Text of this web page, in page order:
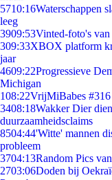
5710:16Waterschappen
leeg
3909:53Vinted-foto's van
309:33XBOX platform
jaar
4609:22Progressieve
Michigan
108:22VrijMiBabes
3408:18Wakker Dier
duurzaamheidsclaims
8504:44'Witte' mannen
probleem
3704:13Random Pics
2703:06Doden bij